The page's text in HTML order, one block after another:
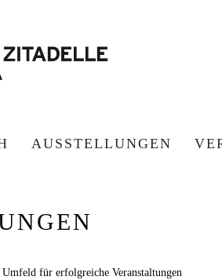
AUSSTELLUNGEN
Umfeld für erfolgreiche Veranstaltungen